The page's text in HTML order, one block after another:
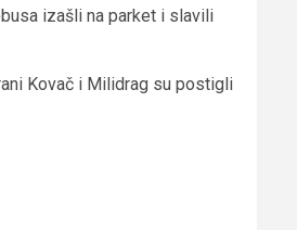
izašli na parket i slavili
Kovač i Milidrag su postigli